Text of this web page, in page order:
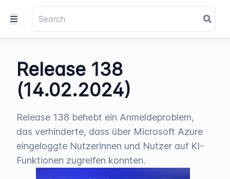
Release 138
(14.02.2024)
Release 138 behebt ein Anmeldeproblem,
das verhinderte, dass über Microsoft Azure
eingeloggte Nutzerinnen und Nutzer auf KI-
Funktionen zugreifen konnten.